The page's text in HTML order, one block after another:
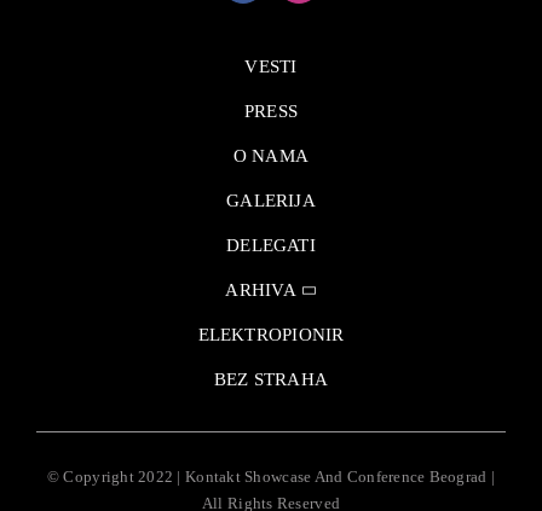
VESTI
PRESS
O NAMA
GALERIJA
DELEGATI
ARHIVA
ELEKTROPIONIR
BEZ STRAHA
© Copyright 2022 | Kontakt Showcase And Conference Beograd |
All Rights Reserved